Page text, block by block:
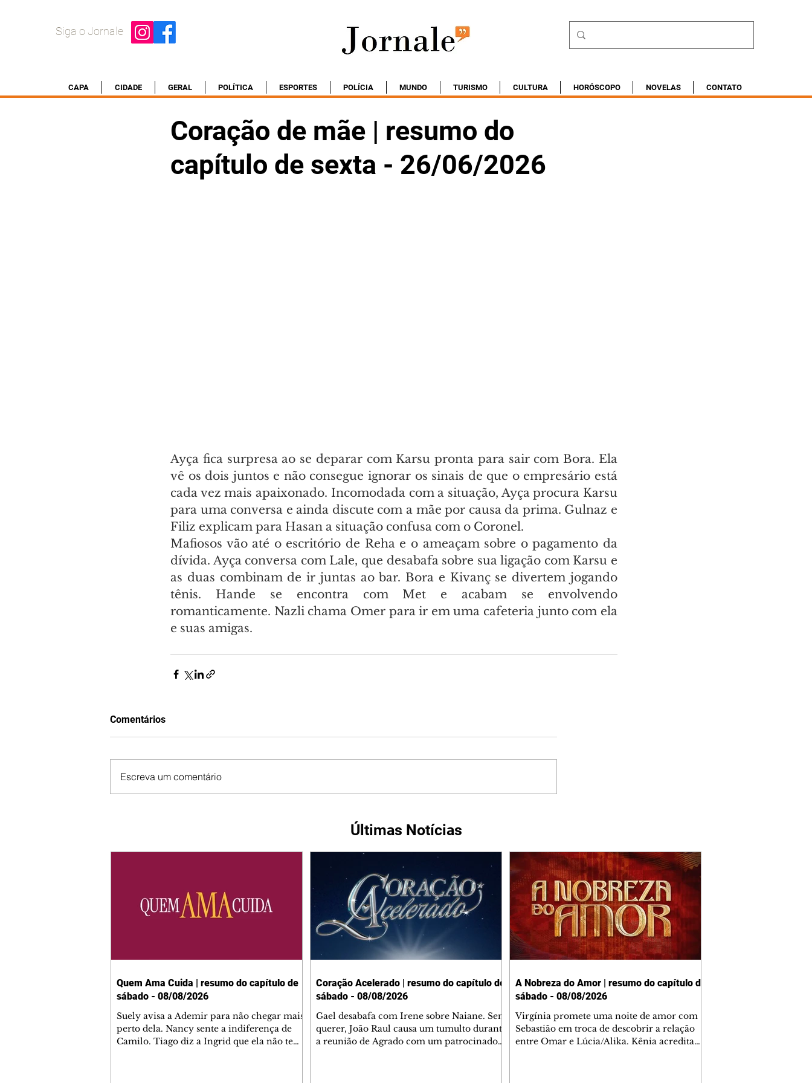
Siga o Jornale
CAPA CIDADE GERAL POLÍTICA ESPORTES POLÍCIA MUNDO TURISMO CULTURA HORÓSCOPO NOVELAS CONTATO
Coração de mãe | resumo do
capítulo de sexta - 26/06/2026
Ayça fica surpresa ao se deparar com Karsu pronta para sair com Bora. Ela
vê os dois juntos e não consegue ignorar os sinais de que o empresário está
cada vez mais apaixonado. Incomodada com a situação, Ayça procura Karsu
para uma conversa e ainda discute com a mãe por causa da prima. Gulnaz e
Filiz explicam para Hasan a situação confusa com o Coronel.
Mafiosos vão até o escritório de Reha e o ameaçam sobre o pagamento da
dívida. Ayça conversa com Lale, que desabafa sobre sua ligação com Karsu e
as duas combinam de ir juntas ao bar. Bora e Kivanç se divertem jogando
tênis. Hande se encontra com Met e acabam se envolvendo
romanticamente. Nazli chama Omer para ir em uma cafeteria junto com ela
e suas amigas.
Comentários
Escreva um comentário
Últimas Notícias
Quem Ama Cuida | resumo do capítulo de
sábado - 08/08/2026
Suely avisa a Ademir para não chegar mais
perto dela. Nancy sente a indiferença de
Camilo. Tiago diz a Ingrid que ela não tem
Coração Acelerado | resumo do capítulo de
sábado - 08/08/2026
Gael desabafa com Irene sobre Naiane. Sem
querer, João Raul causa um tumulto durante
a reunião de Agrado com um patrocinador.
A Nobreza do Amor | resumo do capítulo de
sábado - 08/08/2026
Virgínia promete uma noite de amor com
Sebastião em troca de descobrir a relação
entre Omar e Lúcia/Alika. Kênia acredita